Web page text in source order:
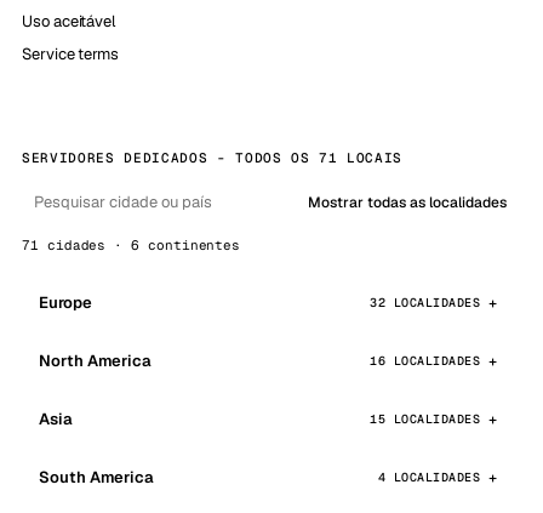
Uso aceitável
Service terms
SERVIDORES DEDICADOS - TODOS OS 71 LOCAIS
Mostrar todas as localidades
71 cidades · 6 continentes
Europe 32 LOCALIDADES
North America 16 LOCALIDADES
Asia 15 LOCALIDADES
South America 4 LOCALIDADES